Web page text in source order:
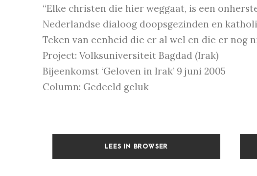
“Elke christen die hier weggaat, is een
Nederlandse dialoog doopsgezinden en
Teken van eenheid die er al wel en die er nog
Project: Volksuniversiteit Bagdad (Irak)
Bijeenkomst ‘Geloven in Irak’ 9 juni 2005
Column: Gedeeld geluk
LEES IN BROWSER